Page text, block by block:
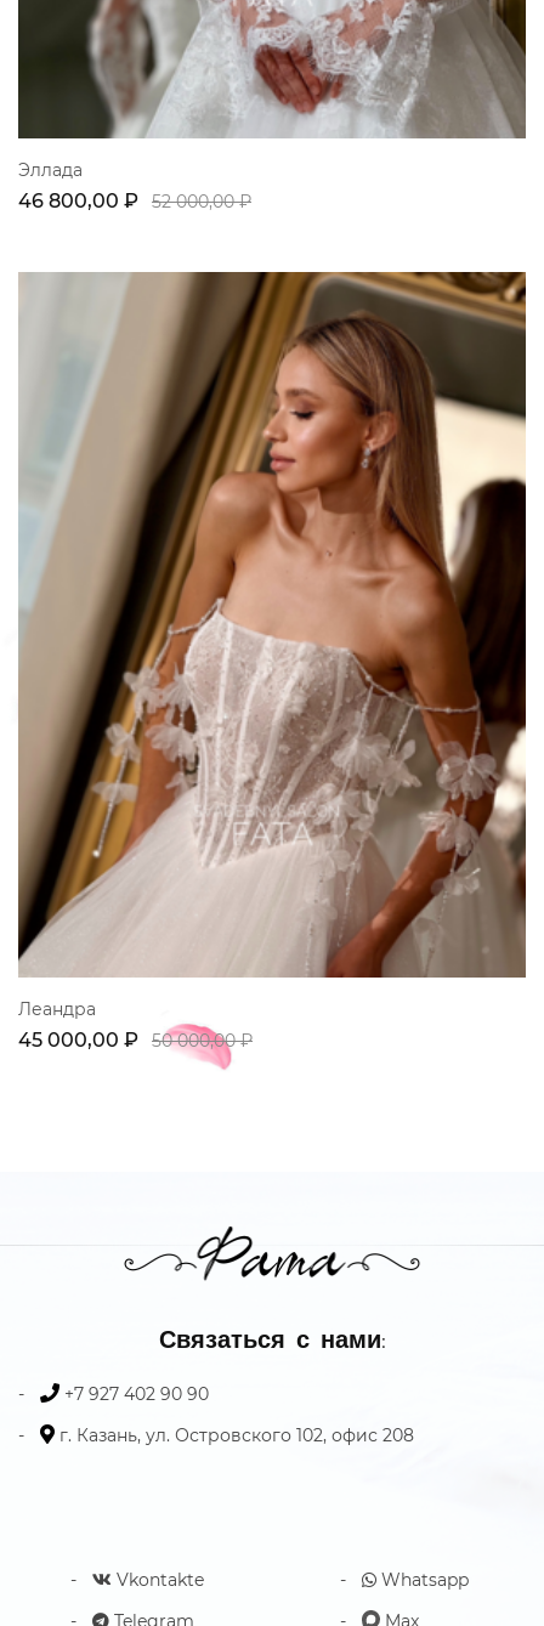
Эллада
46 800,00 ₽ 52 000,00 ₽
Леандра
45 000,00 ₽ 50 000,00 ₽
Связаться с нами:
+7 927 402 90 90
г. Казань, ул. Островского 102, офис 208
Vkontakte
Telegram
Whatsapp
Max